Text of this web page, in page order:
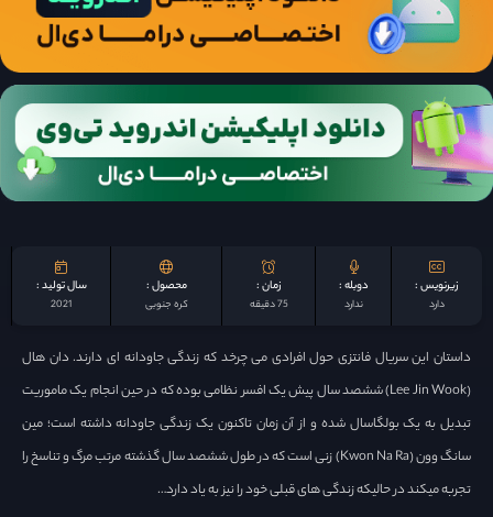
زیرنویس :
دارد
دوبله :
ندارد
زمان :
75 دقیقه
محصول :
کره جنوبی
سال تولید :
2021
داستان این سریال فانتزی حول افرادی می چرخد که زندگی جاودانه ای دارند. دان هال
(Lee Jin Wook) ششصد سال پیش یک افسر نظامی بوده که در حین انجام یک ماموریت
تبدیل به یک بولگاسال شده و از آن زمان تاکنون یک زندگی جاودانه داشته است؛ مین
سانگ وون (Kwon Na Ra) زنی است که در طول ششصد سال گذشته مرتب مرگ و تناسخ را
تجربه میکند در حالیکه زندگی های قبلی خود را نیز به یاد دارد…